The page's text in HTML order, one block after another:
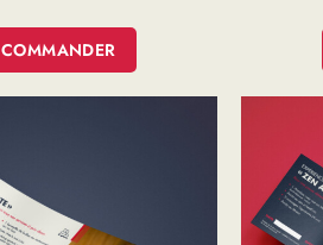
COMMANDER